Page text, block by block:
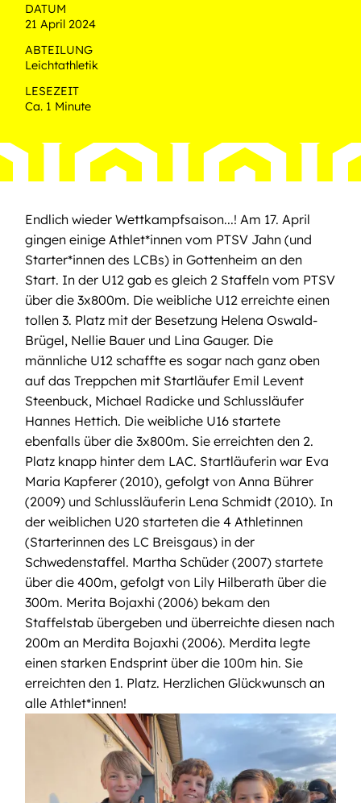
DATUM
21 April 2024
ABTEILUNG
Leichtathletik
LESEZEIT
Ca. 1 Minute
Endlich wieder Wettkampfsaison...! Am 17. April
gingen einige Athlet*innen vom PTSV Jahn (und
Starter*innen des LCBs) in Gottenheim an den
Start. In der U12 gab es gleich 2 Staffeln vom PTSV
über die 3x800m. Die weibliche U12 erreichte einen
tollen 3. Platz mit der Besetzung Helena Oswald-
Brügel, Nellie Bauer und Lina Gauger. Die
männliche U12 schaffte es sogar nach ganz oben
auf das Treppchen mit Startläufer Emil Levent
Steenbuck, Michael Radicke und Schlussläufer
Hannes Hettich. Die weibliche U16 startete
ebenfalls über die 3x800m. Sie erreichten den 2.
Platz knapp hinter dem LAC. Startläuferin war Eva
Maria Kapferer (2010), gefolgt von Anna Bührer
(2009) und Schlussläuferin Lena Schmidt (2010). In
der weiblichen U20 starteten die 4 Athletinnen
(Starterinnen des LC Breisgaus) in der
Schwedenstaffel. Martha Schüder (2007) startete
über die 400m, gefolgt von Lily Hilberath über die
300m. Merita Bojaxhi (2006) bekam den
Staffelstab übergeben und überreichte diesen nach
200m an Merdita Bojaxhi (2006). Merdita legte
einen starken Endsprint über die 100m hin. Sie
erreichten den 1. Platz. Herzlichen Glückwunsch an
alle Athlet*innen!